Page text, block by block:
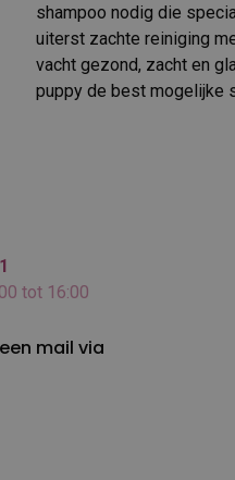
shampoo nodig die
uiterst zachte reiniging
vacht gezond, zacht en
puppy de best mogelijke
tot 16:00
mail via